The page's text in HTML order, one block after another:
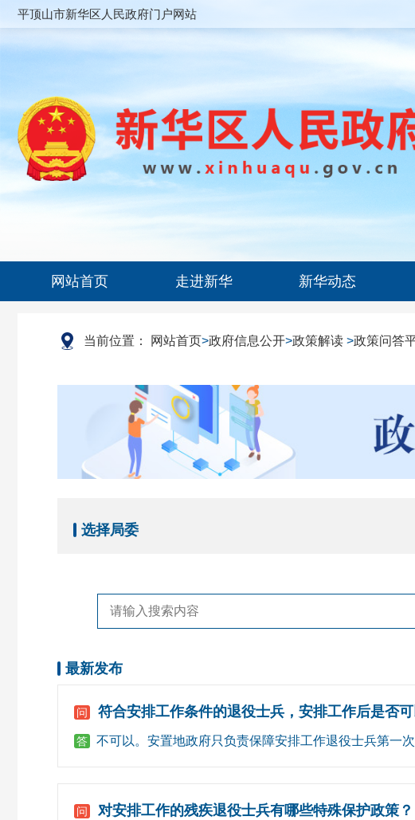
平顶山市新华区人民政府门户网站
网站首页 走进新华 新华动态
当前位置： 网站首页>政府信息公开>政策解读 >政策问答
选择局委
最新发布
问 符合安排工作条件的退役士兵，安排工作后是否
答 不可以。安置地政府只负责保障安排工作退役士兵第一次
问 对安排工作的残疾退役士兵有哪些特殊保护政策？